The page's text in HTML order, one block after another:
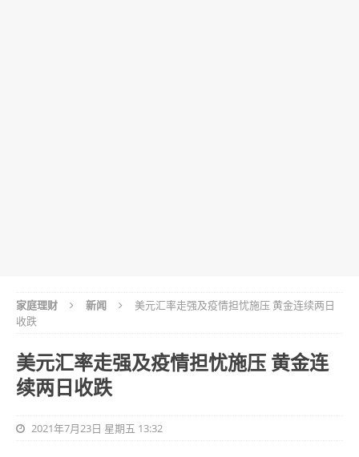
家庭理财 新闻
美元汇率走强及疫情担忧施压 黄金连续两日
收跌
美元汇率走强及疫情担忧施压 黄金连
续两日收跌
2021年7月23日 星期五 13:32